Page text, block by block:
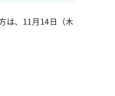
は、11月14日（木